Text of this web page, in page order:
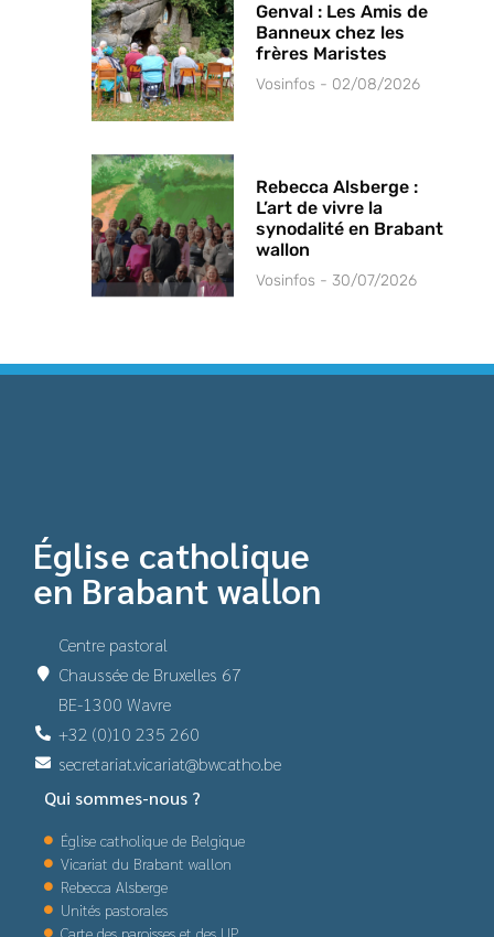
Genval : Les Amis de
Banneux chez les
frères Maristes
Vosinfos 02/08/2026
Rebecca Alsberge :
L’art de vivre la
synodalité en Brabant
wallon
Vosinfos 30/07/2026
Église catholique
en Brabant wallon
Centre pastoral
Chaussée de Bruxelles 67
BE-1300 Wavre
+32 (0)10 235 260
secretariat.vicariat@bwcatho.be
Qui sommes-nous ?
Église catholique de Belgique
Vicariat du Brabant wallon
Rebecca Alsberge
Unités pastorales
Carte des paroisses et des UP